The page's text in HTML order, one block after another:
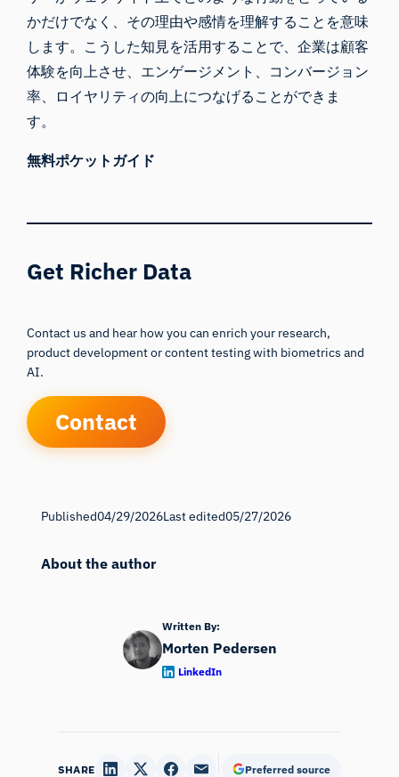
かだけでなく、その理由や感情を理解することを意味
します。こうした知見を活用することで、企業は顧客
体験を向上させ、エンゲージメント、コンバージョン
率、ロイヤリティの向上につなげることができま
す。
無料ポケットガイド
Get Richer Data
Contact us and hear how you can enrich your research,
product development or content testing with biometrics and
AI.
Contact
Published04/29/2026Last edited05/27/2026
About the author
Written By:
Morten Pedersen
LinkedIn
SHARE Preferred source